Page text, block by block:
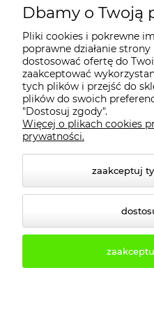
MOJE KONTO
PŁATNOŚCI I
INFORMACJE
KONTAKT
© 2026 2b3d.pl.
Dbamy o Twoją
Pliki cookies i pokrewne
poprawne działanie
dostosować ofertę do
zaakceptować
tych plików i przejść do
plików do swoich
"Dostosuj zgody".
Więcej o plikach cookies
prywatności.
zaakceptuj